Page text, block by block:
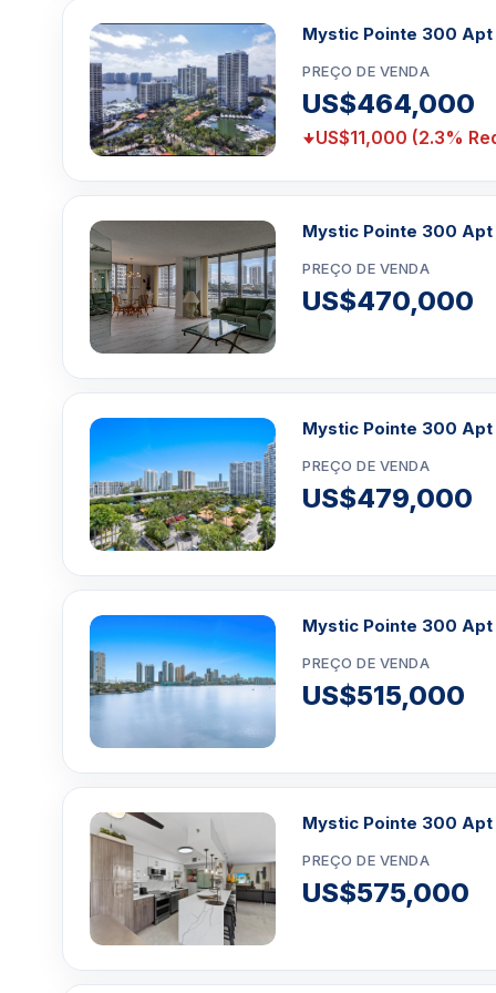
Mystic Pointe 300 Apt
PREÇO DE VENDA
US$464,000
US$11,000 (2.3%
Mystic Pointe 300 Apt
PREÇO DE VENDA
US$470,000
Mystic Pointe 300 Apt
PREÇO DE VENDA
US$479,000
Mystic Pointe 300 Apt
PREÇO DE VENDA
US$515,000
Mystic Pointe 300
PREÇO DE VENDA
US$575,000